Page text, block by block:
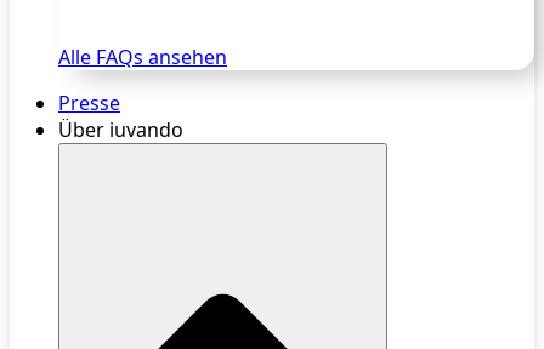
Alle FAQs ansehen
Presse
Über iuvando